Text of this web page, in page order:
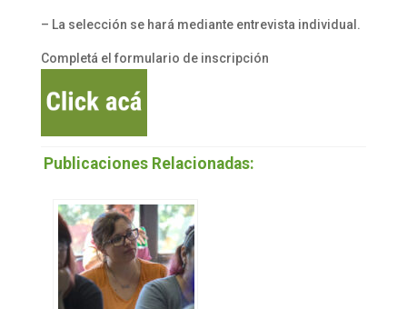
– La selección se hará mediante entrevista individual.
Completá el formulario de inscripción
Publicaciones Relacionadas: